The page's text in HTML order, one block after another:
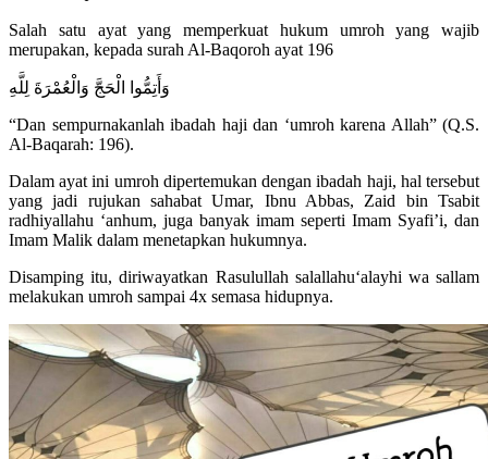
Salah satu ayat yang memperkuat hukum umroh yang wajib
merupakan, kepada surah Al-Baqoroh ayat 196
وَأَتِمُّوا الْحَجَّ وَالْعُمْرَةَ لِلَّهِ
“Dan sempurnakanlah ibadah haji dan ‘umroh karena Allah” (Q.S.
Al-Baqarah: 196).
Dalam ayat ini umroh dipertemukan dengan ibadah haji, hal tersebut
yang jadi rujukan sahabat Umar, Ibnu Abbas, Zaid bin Tsabit
radhiyallahu ‘anhum, juga banyak imam seperti Imam Syafi’i, dan
Imam Malik dalam menetapkan hukumnya.
Disamping itu, diriwayatkan Rasulullah salallahu‘alayhi wa sallam
melakukan umroh sampai 4x semasa hidupnya.